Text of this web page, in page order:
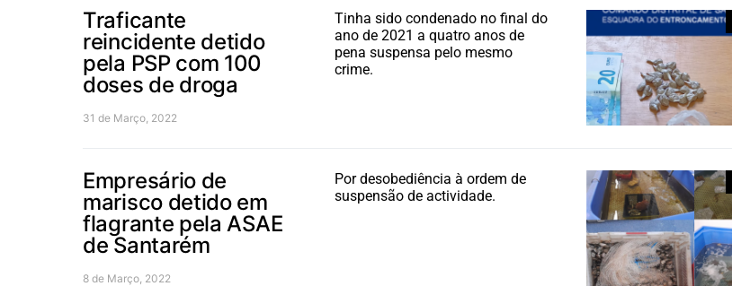
Traficante
reincidente detido
pela PSP com 100
doses de droga
Tinha sido condenado no final do
ano de 2021 a quatro anos de
pena suspensa pelo mesmo
crime.
31 de Março, 2022
Empresário de
marisco detido em
flagrante pela ASAE
de Santarém
Por desobediência à ordem de
suspensão de actividade.
8 de Março, 2022